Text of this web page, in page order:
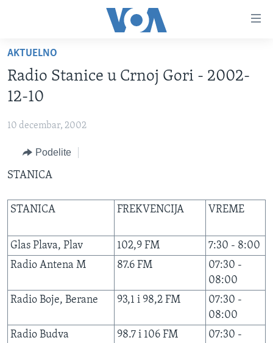
glavni
sadržaj
Idi
na
glavnu
pretragu
NASLOVNA
BALKAN
GLOBALNE TEME
EKONOMIJA
KULTURA
DRUŠTVO
INTERVJU
OTVORENI STUDIO
IZ AMERIKE
PRATITE NAS
AKTUELNO
Radio Stanice u Crnoj Gori - 2002-
12-10
10 decembar, 2002
Podelite
STANICA
STANICA FREKVENCIJA VREME
Glas Plava, Plav 102,9 FM
7:30 - 8:00
Radio Antena M
87.6 FM
07:30 -
08:00
Radio Boje, Berane
93,1 i 98,2 FM
07:30 -
08:00
Radio Budva
98.7 i 106 FM
07:30 -